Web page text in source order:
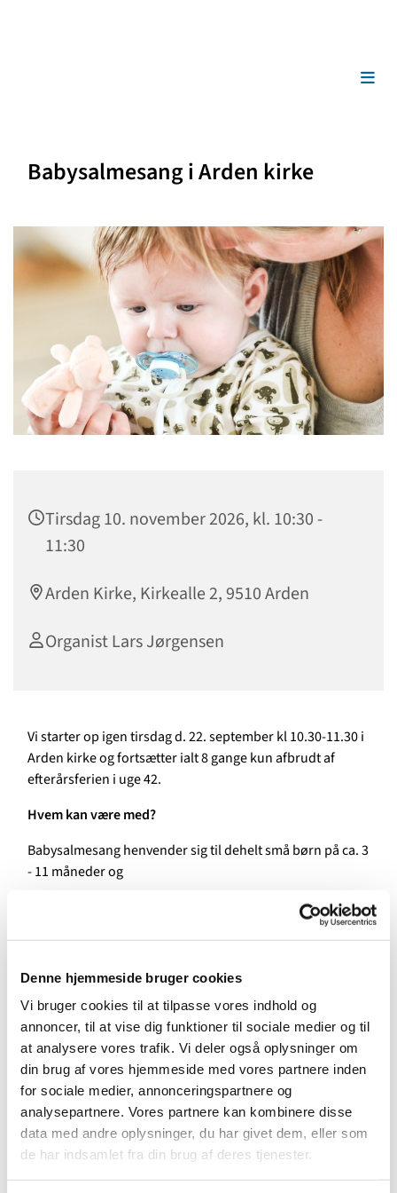
Denne hjemmeside bruger cookies
Vi bruger cookies til at tilpasse vores indhold og
annoncer, til at vise dig funktioner til sociale medier og til
at analysere vores trafik. Vi deler også oplysninger om
din brug af vores hjemmeside med vores partnere inden
for sociale medier, annonceringspartnere og
analysepartnere. Vores partnere kan kombinere disse
data med andre oplysninger, du har givet dem, eller som
de har indsamlet fra din brug af deres tjenester.
Babysalmesang i Arden kirke
Tirsdag 10. november 2026, kl. 10:30 -
11:30
Arden Kirke, Kirkealle 2, 9510 Arden
Organist Lars Jørgensen
Vi starter op igen tirsdag d. 22. september kl 10.30-11.30 i
Arden kirke og fortsætter ialt 8 gange kun afbrudt af
efterårsferien i uge 42.
Hvem kan være med?
Babysalmesang henvender sig til dehelt små børn på ca. 3
- 11 måneder og
Alle kan være med - uanset, hvordan man synger - også
ikke kommer i kirke hver søndag.
Hvordan foregår det?
Sammen synger vi salmer og sange, der vugges, laves
fagter, lyttes og leges. Der er forskellige rekvisitter feks.
sæbebobler, klokkespil, tørklæder og melodica, som
bruges i undervisningsforløbet for at stimulere barnets
sanser.
Undervejs i forløbet bliver der plads til at skifte ble, give